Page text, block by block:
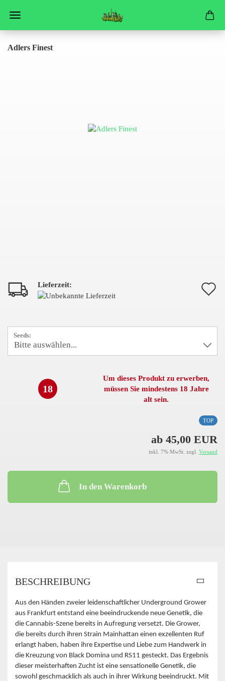
Adlers Finest
Lieferzeit:
Seeds:
18
Um dieses Produkt zu erwerben,
müssen Sie mindestens 18 Jahre
alt sein.
TOP
ab 45,00 EUR
inkl. 7% MwSt. zzgl. Versand
In den Warenkorb
BESCHREIBUNG
Aus den Händen zweier leidenschaftlicher Underground Grower
aus Frankfurt entstand eine beeindruckende neue Genetik, die
die Cannabis-Szene bereits in Aufregung versetzt. Die Grower,
die bereits durch ihren Strain Mainhattan einen exzellenten Ruf
erlangt haben, haben ihre Expertise und Liebe zum Handwerk in
die Kreuzung von Black Domina und RS11 gesteckt. Das Ergebnis
dieser meisterhaften Zucht ist eine sensationelle Genetik, die
sowohl geschmacklich als auch in ihrer Wirkung beeindruckt. Mit